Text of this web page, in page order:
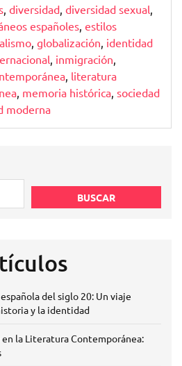
, diversidad, diversidad sexual,
españoles, estilos
, globalización, identidad
, inmigración,
, literatura
, memoria histórica, sociedad
moderna
BUSCAR
del siglo 20: Un viaje
y la identidad
la Literatura Contemporánea: